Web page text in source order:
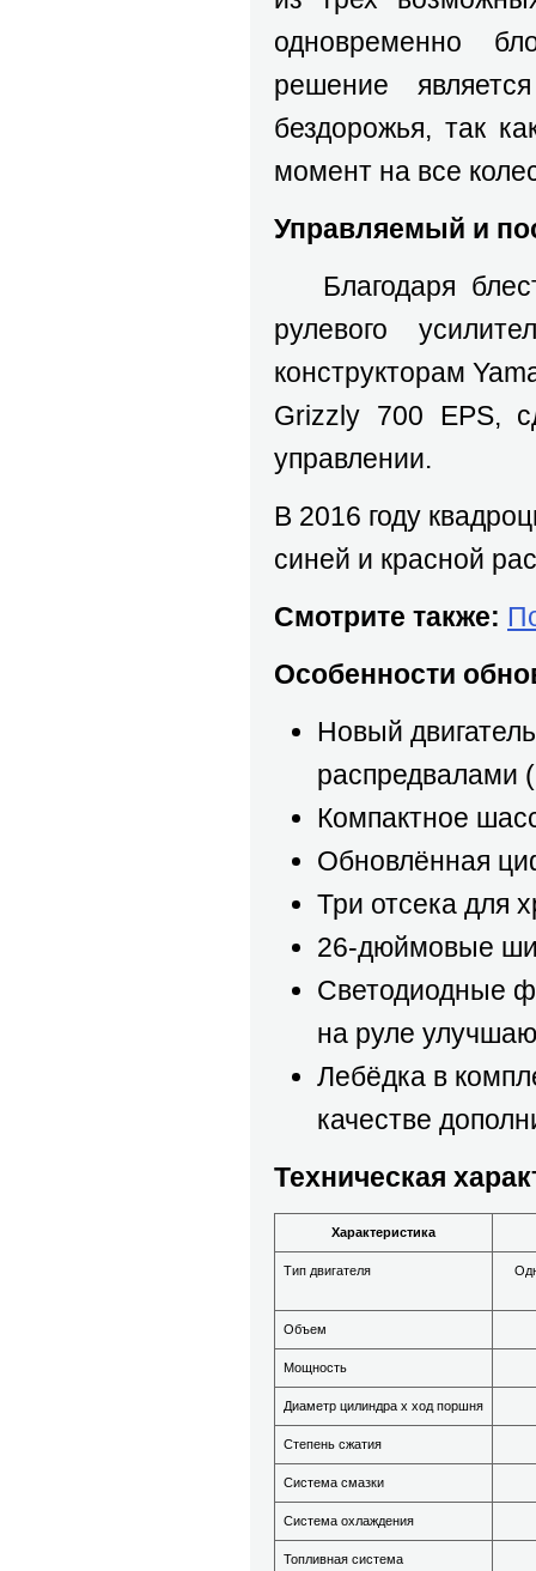
одновременно
решение
бездорожья, так
момент на все
Управляемый и
Благодаря
рулевого
конструкторам
Grizzly 700 EPS,
управлении.
В 2016 году
синей и красной
Смотрите также:
Особенности
Новый
распредвалами
Компактное
Обновлённая
Три отсека для
26-дюймовые
Светодиодные
на руле
Лебёдка в
качестве
Техническая
Характеристика
Тип двигателя
Объем
Мощность
Диаметр цилиндра х ход поршня
Степень сжатия
Система смазки
Система охлаждения
Топливная система